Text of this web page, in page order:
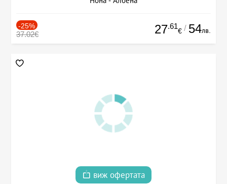
-25%
37.02€ 27.61
€ / 54лв.
виж офертата